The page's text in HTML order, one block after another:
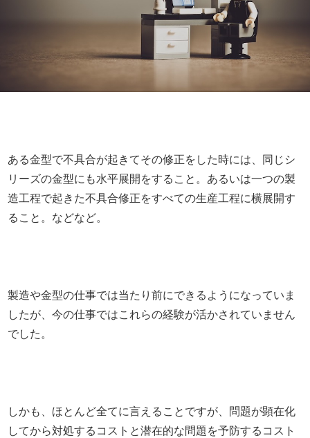
ある金型で不具合が起きてその修正をした時には、同じシ
リーズの金型にも水平展開をすること。あるいは一つの製
造工程で起きた不具合修正をすべての生産工程に横展開す
ること。などなど。
製造や金型の仕事では当たり前にできるようになっていま
したが、今の仕事ではこれらの経験が活かされていません
でした。
しかも、ほとんど全てに言えることですが、問題が顕在化
してから対処するコストと潜在的な問題を予防するコスト